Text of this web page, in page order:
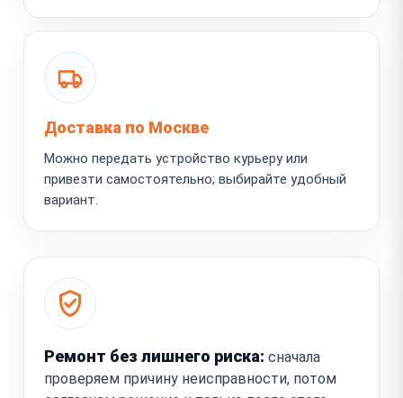
Доставка по Москве
Можно передать устройство курьеру или
привезти самостоятельно; выбирайте удобный
вариант.
Ремонт без лишнего риска: сначала
проверяем причину неисправности, потом